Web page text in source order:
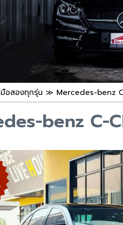
อสองทุกรุ่น ≫ Mercedes-benz
benz C-